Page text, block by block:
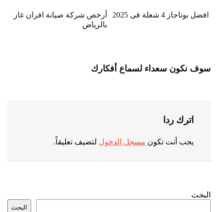
افضل بوتاجاز 4 شعلة فى 2025
أرخص شركة صيانة افران غاز
بالرياض
سوف نكون سعداء لسماع أفكارك
اترك ردا
يجب أنت تكون مسجل الدخول لتضيف تعليقاً.
البحث
البحث